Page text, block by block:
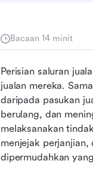
Bacaan 14 minit
Perisian saluran
jualan mereka.
daripada pasukan
berulang, dan
melaksanakan
menjejak perjanjian,
dipermudahkan